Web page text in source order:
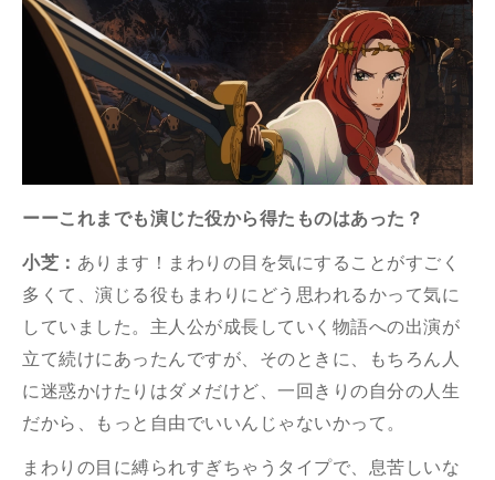
ーーこれまでも演じた役から得たものはあった？
小芝： あります！まわりの目を気にすることがすごく
多くて、演じる役もまわりにどう思われるかって気に
していました。主人公が成長していく物語への出演が
立て続けにあったんですが、そのときに、もちろん人
に迷惑かけたりはダメだけど、一回きりの自分の人生
だから、もっと自由でいいんじゃないかって。
まわりの目に縛られすぎちゃうタイプで、息苦しいな